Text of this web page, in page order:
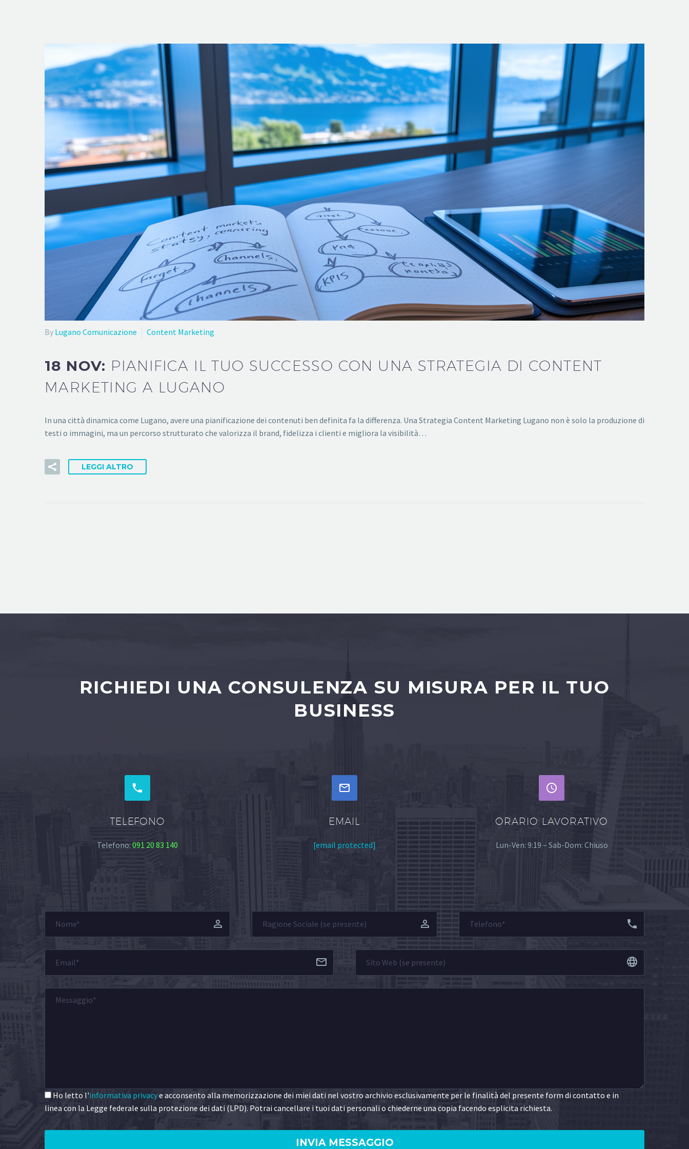
By Lugano Comunicazione Content Marketing
18 NOV: PIANIFICA IL TUO SUCCESSO CON UNA STRATEGIA DI CONTENT
MARKETING A LUGANO
In una città dinamica come Lugano, avere una pianificazione dei contenuti ben definita fa la differenza. Una Strategia Content Marketing Lugano non è solo la produzione di
testi o immagini, ma un percorso strutturato che valorizza il brand, fidelizza i clienti e migliora la visibilità…
LEGGI ALTRO
RICHIEDI UNA CONSULENZA SU MISURA PER IL TUO
BUSINESS


TELEFONO
Telefono: 091 20 83 140


EMAIL
[email protected]


ORARIO LAVORATIVO
Lun-Ven: 9:19 – Sab-Dom: Chiuso
Ho letto l'informativa privacye acconsento alla memorizzazione dei miei dati nel vostro archivio esclusivamente per le finalità del presente form di contatto e in
linea con la Legge federale sulla protezione dei dati (LPD). Potrai cancellare i tuoi dati personali o chiederne una copia facendo esplicita richiesta.